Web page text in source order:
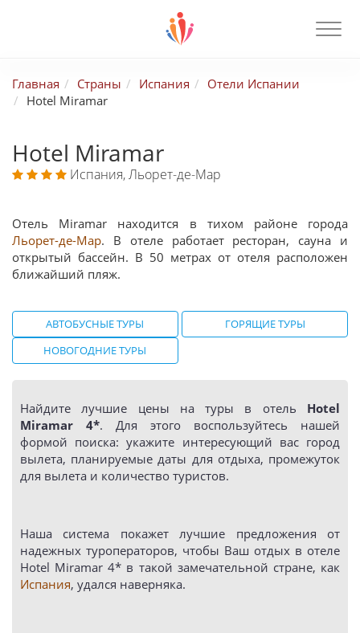
Главная Страны Испания
Отели Испании
Hotel Miramar
Hotel Miramar
Испания, Льорет-де-Мар
Отель Miramar находится в тихом районе города
Льорет-де-Мар. В отеле работает ресторан, сауна и
открытый бассейн. В 50 метрах от отеля расположен
ближайший пляж.
АВТОБУСНЫЕ ТУРЫ
ГОРЯЩИЕ ТУРЫ
НОВОГОДНИЕ ТУРЫ
Найдите лучшие цены на туры в отель Hotel
Miramar 4*. Для этого воспользуйтесь нашей
формой поиска: укажите интересующий вас город
вылета, планируемые даты для отдыха, промежуток
для вылета и количество туристов.
Наша система покажет лучшие предложения от
надежных туроператоров, чтобы Ваш отдых в отеле
Hotel Miramar 4* в такой замечательной стране, как
Испания, удался наверняка.